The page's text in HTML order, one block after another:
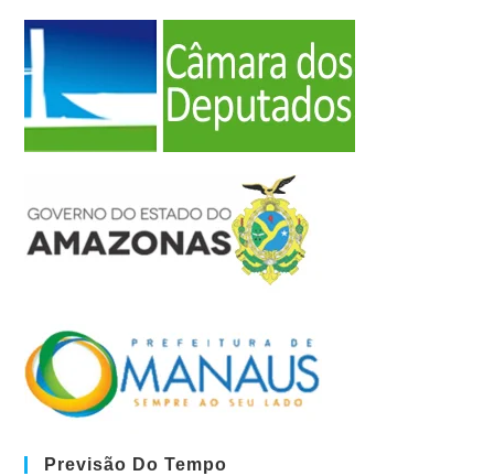
Previsão Do Tempo